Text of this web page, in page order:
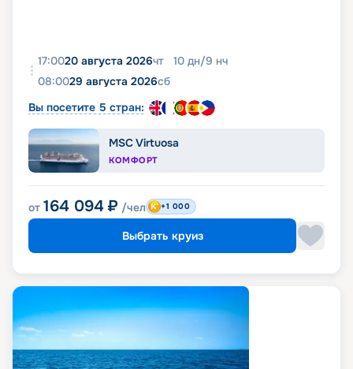
17:0020 августа 2026чт 10 дн/9 нч
08:0029 августа 2026сб
Вы посетите 5 стран:
MSC Virtuosa
КОМФОРТ
от 164 094 ₽ /чел +1 000
Выбрать круиз